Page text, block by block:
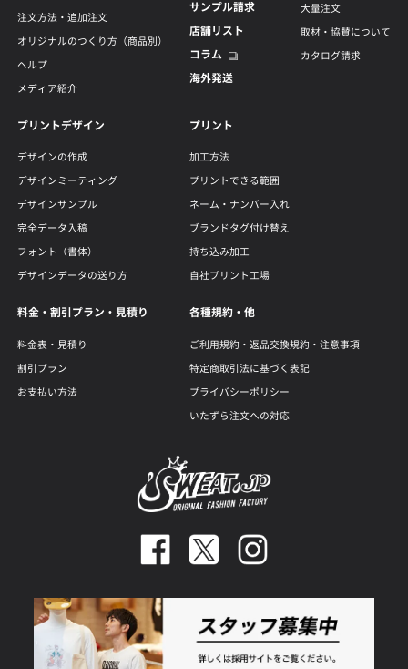
注文方法・追加注文
オリジナルのつくり方（商品別）
ヘルプ
メディア紹介
サンプル請求
店舗リスト
コラム
海外発送
大量注文
取材・協賛について
カタログ請求
プリントデザイン
デザインの作成
デザインミーティング
デザインサンプル
完全データ入稿
フォント（書体）
デザインデータの送り方
プリント
加工方法
プリントできる範囲
ネーム・ナンバー入れ
ブランドタグ付け替え
持ち込み加工
自社プリント工場
料金・割引プラン・見積り
料金表・見積り
割引プラン
お支払い方法
各種規約・他
ご利用規約・返品交換規約・注意事項
特定商取引法に基づく表記
プライバシーポリシー
いたずら注文への対応